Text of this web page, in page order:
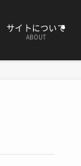
サイトについて
ABOUT